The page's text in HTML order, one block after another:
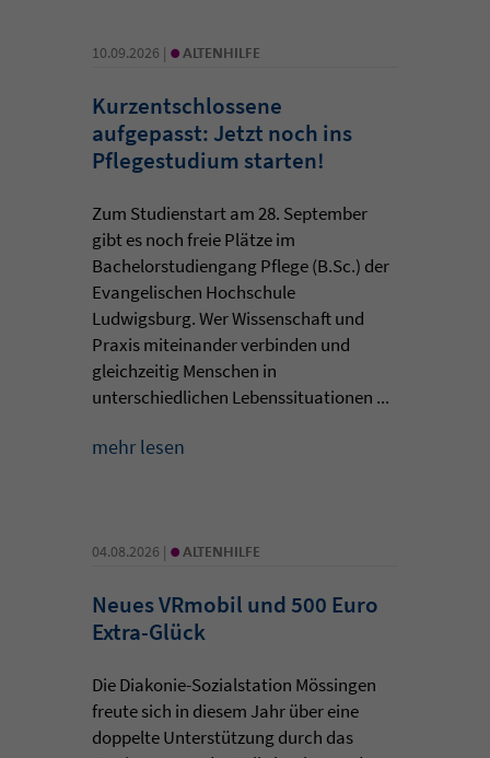
10.09.2026 | • ALTENHILFE
Kurzentschlossene
aufgepasst: Jetzt noch ins
Pflegestudium starten!
Zum Studienstart am 28. September
gibt es noch freie Plätze im
Bachelorstudiengang Pflege (B.Sc.) der
Evangelischen Hochschule
Ludwigsburg. Wer Wissenschaft und
Praxis miteinander verbinden und
gleichzeitig Menschen in
unterschiedlichen Lebenssituationen ...
mehr lesen
04.08.2026 | • ALTENHILFE
Neues VRmobil und 500 Euro
Extra-Glück
Die Diakonie-Sozialstation Mössingen
freute sich in diesem Jahr über eine
doppelte Unterstützung durch das